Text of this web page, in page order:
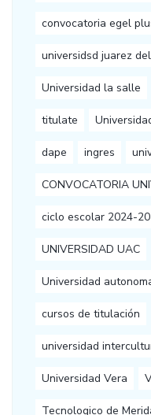
convocatoria egel
universidsd juarez
Universidad la salle
titulate
dape ingres
CONVOCATORIA
ciclo escolar 2024-
UNIVERSIDAD UAC
Universidad
cursos de titulación
universidad
Universidad Vera
Tecnologico de